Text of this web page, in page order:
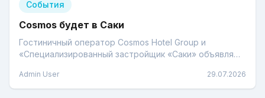
События
Cosmos будет в Саки
Гостиничный оператор Cosmos Hotel Group и
«Специализированный застройщик «Саки» объявляют
Admin User 29.07.2026